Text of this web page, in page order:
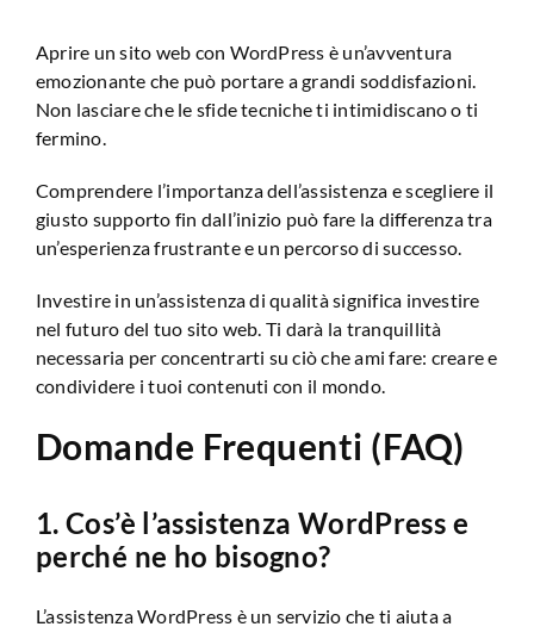
Aprire un sito web con WordPress è un’avventura
emozionante che può portare a grandi soddisfazioni.
Non lasciare che le sfide tecniche ti intimidiscano o ti
fermino.
Comprendere l’importanza dell’assistenza e scegliere il
giusto supporto fin dall’inizio può fare la differenza tra
un’esperienza frustrante e un percorso di successo.
Investire in un’assistenza di qualità significa investire
nel futuro del tuo sito web. Ti darà la tranquillità
necessaria per concentrarti su ciò che ami fare: creare e
condividere i tuoi contenuti con il mondo.
Domande Frequenti (FAQ)
1. Cos’è l’assistenza WordPress e
perché ne ho bisogno?
L’assistenza WordPress è un servizio che ti aiuta a